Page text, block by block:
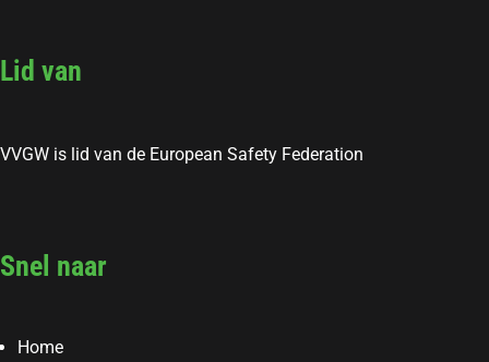
Lid van
VVGW is lid van de European Safety Federation
Snel naar
Home